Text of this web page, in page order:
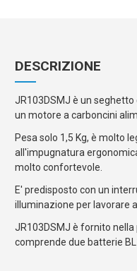
DESCRIZIONE
JR103DSMJ è un
un motore a carboncini
Pesa solo 1,5 Kg, è molto
all'impugnatura
molto confortevole.
E' predisposto con un
illuminazione per lavorare
JR103DSMJ è fornito
comprende due batterie